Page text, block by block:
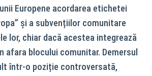
Europene acordarea etichetei
și a subvențiilor comunitare
lor, chiar dacă acestea integrează
afara blocului comunitar. Demersul
într-o poziție controversată,